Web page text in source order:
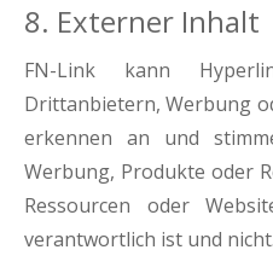
8. Externer Inhalt
FN-Link kann
Drittanbietern, Werbung
erkennen an und
Werbung, Produkte oder
Ressourcen oder
verantwortlich ist und nicht.